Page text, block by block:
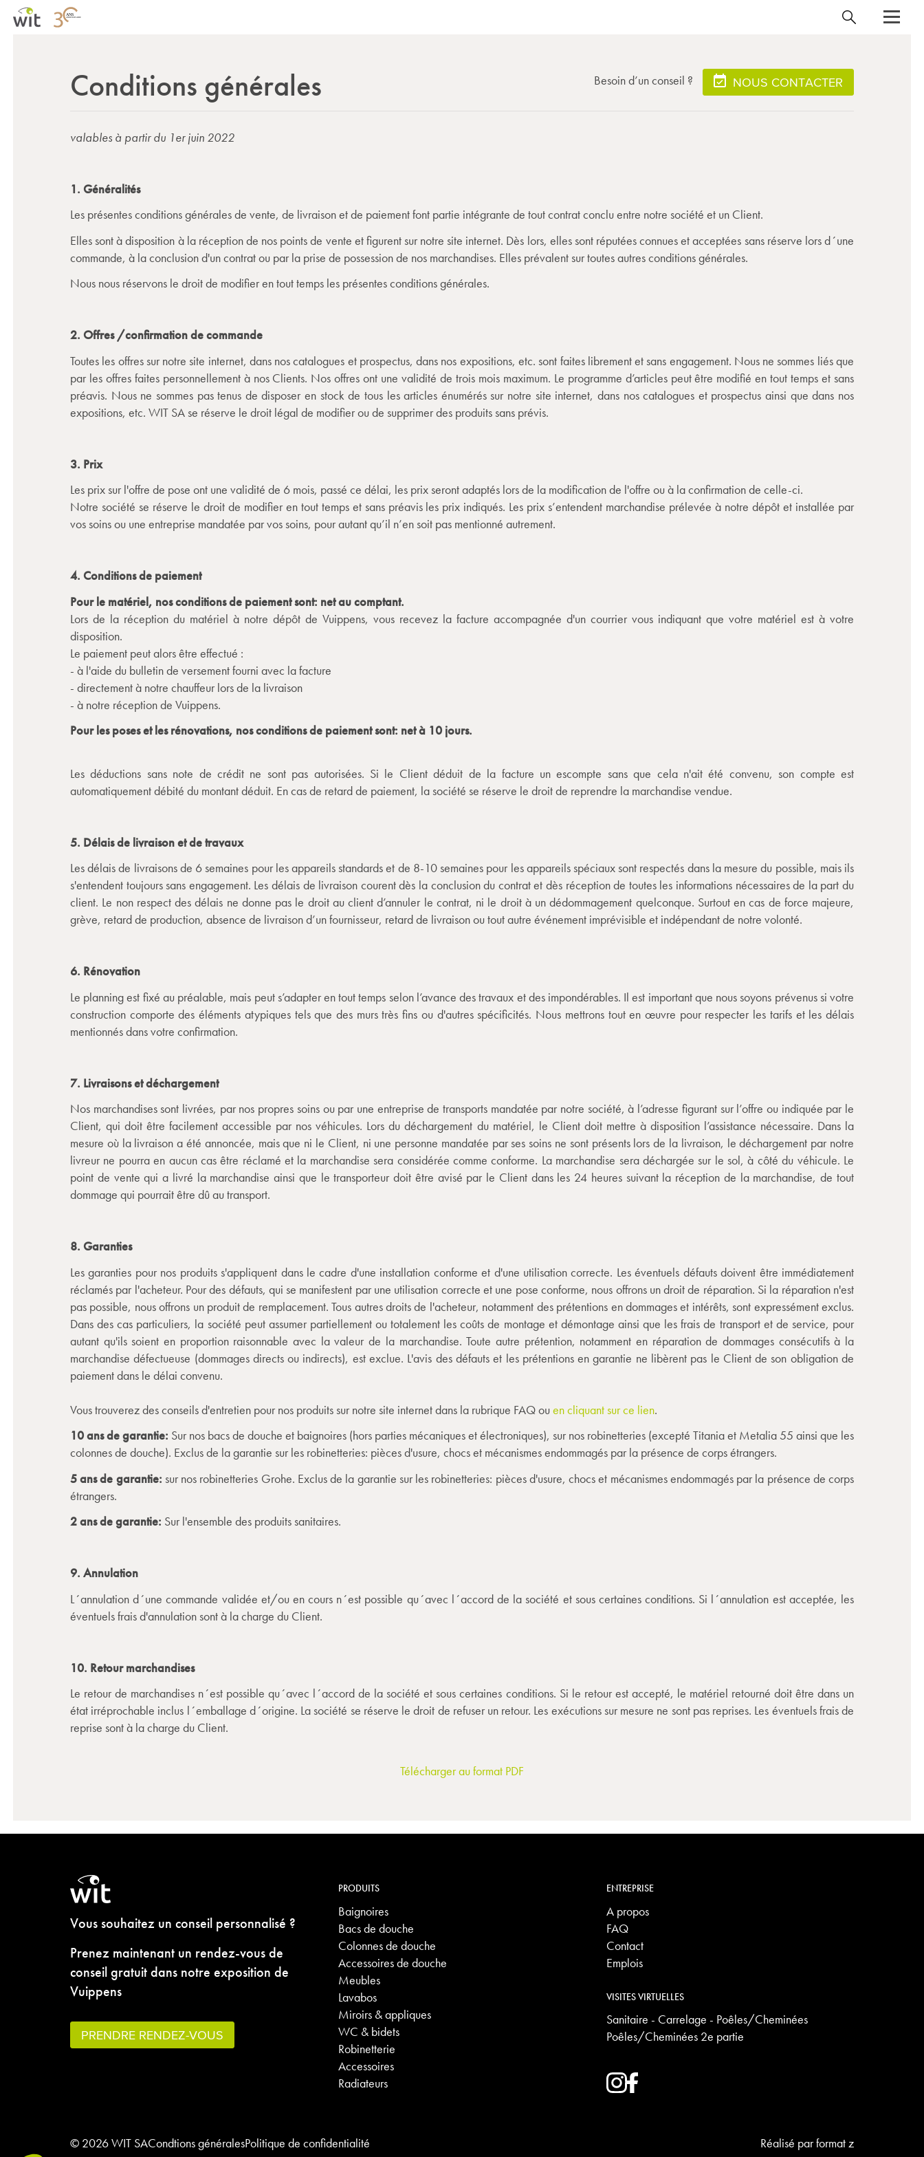
Conditions générales Besoin d’un conseil ? NOUS CONTACTER
valables à partir du 1er juin 2022
1. Généralités
Les présentes conditions générales de vente, de livraison et de paiement font partie intégrante de tout contrat conclu entre notre société et un Client.
Elles sont à disposition à la réception de nos points de vente et figurent sur notre site internet. Dès lors, elles sont réputées connues et acceptées sans réserve lors d´une
commande, à la conclusion d'un contrat ou par la prise de possession de nos marchandises. Elles prévalent sur toutes autres conditions générales.
Nous nous réservons le droit de modifier en tout temps les présentes conditions générales.
2. Offres /confirmation de commande
Toutes les offres sur notre site internet, dans nos catalogues et prospectus, dans nos expositions, etc. sont faites librement et sans engagement. Nous ne sommes liés que
par les offres faites personnellement à nos Clients. Nos offres ont une validité de trois mois maximum. Le programme d’articles peut être modifié en tout temps et sans
préavis. Nous ne sommes pas tenus de disposer en stock de tous les articles énumérés sur notre site internet, dans nos catalogues et prospectus ainsi que dans nos
expositions, etc. WIT SA se réserve le droit légal de modifier ou de supprimer des produits sans prévis.
3. Prix
Les prix sur l'offre de pose ont une validité de 6 mois, passé ce délai, les prix seront adaptés lors de la modification de l'offre ou à la confirmation de celle-ci.
Notre société se réserve le droit de modifier en tout temps et sans préavis les prix indiqués. Les prix s’entendent marchandise prélevée à notre dépôt et installée par
vos soins ou une entreprise mandatée par vos soins, pour autant qu’il n’en soit pas mentionné autrement.
4. Conditions de paiement
Pour le matériel, nos conditions de paiement sont: net au comptant.
Lors de la réception du matériel à notre dépôt de Vuippens, vous recevez la facture accompagnée d'un courrier vous indiquant que votre matériel est à votre
disposition.
Le paiement peut alors être effectué :
- à l'aide du bulletin de versement fourni avec la facture
- directement à notre chauffeur lors de la livraison
- à notre réception de Vuippens.
Pour les poses et les rénovations, nos conditions de paiement sont: net à 10 jours.
Les déductions sans note de crédit ne sont pas autorisées. Si le Client déduit de la facture un escompte sans que cela n'ait été convenu, son compte est
automatiquement débité du montant déduit. En cas de retard de paiement, la société se réserve le droit de reprendre la marchandise vendue.
5. Délais de livraison et de travaux
Les délais de livraisons de 6 semaines pour les appareils standards et de 8-10 semaines pour les appareils spéciaux sont respectés dans la mesure du possible, mais ils
s'entendent toujours sans engagement. Les délais de livraison courent dès la conclusion du contrat et dès réception de toutes les informations nécessaires de la part du
client. Le non respect des délais ne donne pas le droit au client d’annuler le contrat, ni le droit à un dédommagement quelconque. Surtout en cas de force majeure,
grève, retard de production, absence de livraison d’un fournisseur, retard de livraison ou tout autre événement imprévisible et indépendant de notre volonté.
6. Rénovation
Le planning est fixé au préalable, mais peut s’adapter en tout temps selon l’avance des travaux et des impondérables. Il est important que nous soyons prévenus si votre
construction comporte des éléments atypiques tels que des murs très fins ou d'autres spécificités. Nous mettrons tout en œuvre pour respecter les tarifs et les délais
mentionnés dans votre confirmation.
7. Livraisons et déchargement
Nos marchandises sont livrées, par nos propres soins ou par une entreprise de transports mandatée par notre société, à l’adresse figurant sur l’offre ou indiquée par le
Client, qui doit être facilement accessible par nos véhicules. Lors du déchargement du matériel, le Client doit mettre à disposition l’assistance nécessaire. Dans la
mesure où la livraison a été annoncée, mais que ni le Client, ni une personne mandatée par ses soins ne sont présents lors de la livraison, le déchargement par notre
livreur ne pourra en aucun cas être réclamé et la marchandise sera considérée comme conforme. La marchandise sera déchargée sur le sol, à côté du véhicule. Le
point de vente qui a livré la marchandise ainsi que le transporteur doit être avisé par le Client dans les 24 heures suivant la réception de la marchandise, de tout
dommage qui pourrait être dû au transport.
8. Garanties
Les garanties pour nos produits s'appliquent dans le cadre d'une installation conforme et d'une utilisation correcte. Les éventuels défauts doivent être immédiatement
réclamés par l'acheteur. Pour des défauts, qui se manifestent par une utilisation correcte et une pose conforme, nous offrons un droit de réparation. Si la réparation n'est
pas possible, nous offrons un produit de remplacement. Tous autres droits de l'acheteur, notamment des prétentions en dommages et intérêts, sont expressément exclus.
Dans des cas particuliers, la société peut assumer partiellement ou totalement les coûts de montage et démontage ainsi que les frais de transport et de service, pour
autant qu'ils soient en proportion raisonnable avec la valeur de la marchandise. Toute autre prétention, notamment en réparation de dommages consécutifs à la
marchandise défectueuse (dommages directs ou indirects), est exclue. L'avis des défauts et les prétentions en garantie ne libèrent pas le Client de son obligation de
paiement dans le délai convenu.
Vous trouverez des conseils d'entretien pour nos produits sur notre site internet dans la rubrique FAQ ouen cliquant sur ce lien.
10 ans de garantie: Sur nos bacs de douche et baignoires (hors parties mécaniques et électroniques), sur nos robinetteries (excepté Titania et Metalia 55 ainsi que les
colonnes de douche). Exclus de la garantie sur les robinetteries: pièces d'usure, chocs et mécanismes endommagés par la présence de corps étrangers.
5 ans de garantie: sur nos robinetteries Grohe. Exclus de la garantie sur les robinetteries: pièces d'usure, chocs et mécanismes endommagés par la présence de corps
étrangers.
2 ans de garantie: Sur l'ensemble des produits sanitaires.
9. Annulation
L´annulation d´une commande validée et/ou en cours n´est possible qu´avec l´accord de la société et sous certaines conditions. Si l´annulation est acceptée, les
éventuels frais d'annulation sont à la charge du Client.
10. Retour marchandises
Le retour de marchandises n´est possible qu´avec l´accord de la société et sous certaines conditions. Si le retour est accepté, le matériel retourné doit être dans un
état irréprochable inclus l´emballage d´origine. La société se réserve le droit de refuser un retour. Les exécutions sur mesure ne sont pas reprises. Les éventuels frais de
reprise sont à la charge du Client.
Télécharger au format PDF
Vous souhaitez un conseil personnalisé ?
Prenez maintenant un rendez-vous de
conseil gratuit dans notre exposition de
Vuippens
PRENDRE RENDEZ-VOUS
PRODUITS
Baignoires
Bacs de douche
Colonnes de douche
Accessoires de douche
Meubles
Lavabos
Miroirs & appliques
WC & bidets
Robinetterie
Accessoires
Radiateurs
ENTREPRISE
A propos
FAQ
Contact
Emplois
VISITES VIRTUELLES
Sanitaire - Carrelage - Poêles/Cheminées
Poêles/Cheminées 2e partie
© 2026 WIT SACondtions généralesPolitique de confidentialité Réalisé parformat z